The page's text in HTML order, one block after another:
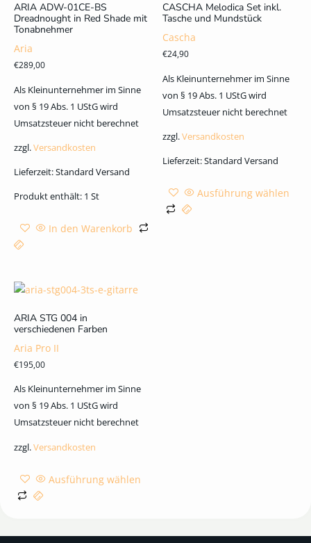
ARIA ADW-01CE-BS
Dreadnought in Red Shade mit
Tonabnehmer
Aria
€289,00
Als Kleinunternehmer im Sinne
von § 19 Abs. 1 UStG wird
Umsatzsteuer nicht berechnet
zzgl.Versandkosten
Lieferzeit:Standard Versand
Produkt enthält: 1 St
In den Warenkorb
CASCHA Melodica Set inkl.
Tasche und Mundstück
Cascha
€24,90
Als Kleinunternehmer im Sinne
von § 19 Abs. 1 UStG wird
Umsatzsteuer nicht berechnet
zzgl.Versandkosten
Lieferzeit:Standard Versand
Ausführung wählen
ARIA STG 004 in
verschiedenen Farben
Aria Pro II
€195,00
Als Kleinunternehmer im Sinne
von § 19 Abs. 1 UStG wird
Umsatzsteuer nicht berechnet
zzgl.Versandkosten
Ausführung wählen